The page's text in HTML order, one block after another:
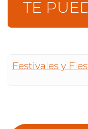
TE
Festivales y